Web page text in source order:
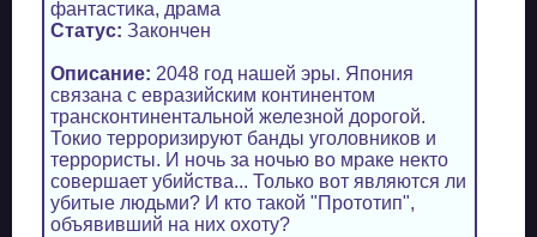
фантастика, драма
Статус: Закончен
Описание: 2048 год нашей эры. Япония
связана с евразийским континентом
трансконтинентальной железной дорогой.
Токио терроризируют банды уголовников и
террористы. И ночь за ночью во мраке некто
совершает убийства... Только вот являются ли
убитые людьми? И кто такой "Прототип",
объявивший на них охоту?